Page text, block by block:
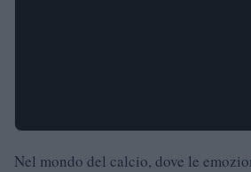
Nel mondo del calcio, dove le